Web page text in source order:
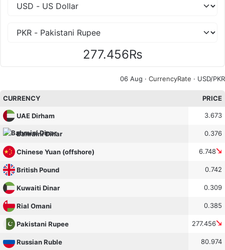
277.456₨
06 Aug · CurrencyRate · USD/PKR
CURRENCY PRICE
UAE Dirham 3.673
Bahraini Dinar 0.376
Chinese Yuan (offshore) 6.748
British Pound 0.742
Kuwaiti Dinar 0.309
Rial Omani 0.385
Pakistani Rupee 277.456
Russian Ruble 80.974